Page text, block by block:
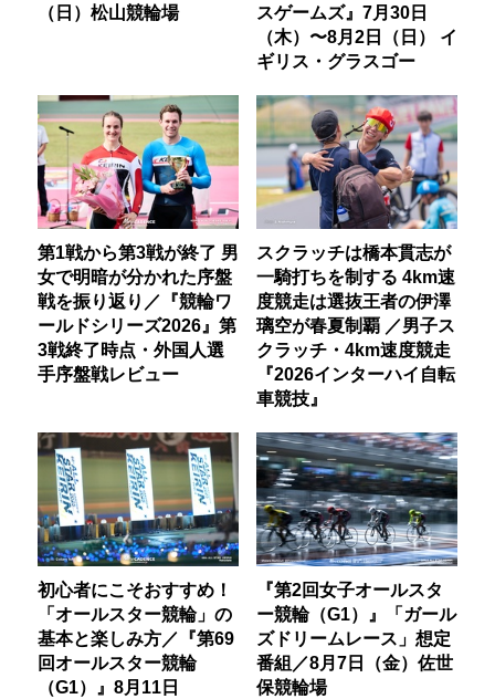
（日）松山競輪場
スゲームズ』7月30日
（木）〜8月2日（日） イ
ギリス・グラスゴー
第1戦から第3戦が終了 男
女で明暗が分かれた序盤
戦を振り返り／『競輪ワ
ールドシリーズ2026』第
3戦終了時点・外国人選
手序盤戦レビュー
スクラッチは橋本貫志が
一騎打ちを制する 4km速
度競走は選抜王者の伊澤
璃空が春夏制覇 ／男子ス
クラッチ・4km速度競走
『2026インターハイ自転
車競技』
初心者にこそおすすめ！
「オールスター競輪」の
基本と楽しみ方／『第69
回オールスター競輪
（G1）』8月11日
『第2回女子オールスタ
ー競輪（G1）』「ガール
ズドリームレース」想定
番組／8月7日（金）佐世
保競輪場